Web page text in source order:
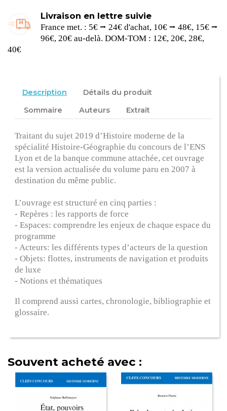
Livraison en lettre suivie
France met. : 5€ ⭢ 24€ d'achat, 10€ ⭢ 48€, 15€ ⭢
96€, 20€ au-delà. DOM-TOM : 12€, 20€, 28€,
40€
Description
Détails du produit
Sommaire
Auteurs Extrait
Traitant du sujet 2019 d’Histoire moderne de la
spécialité Histoire-Géographie du concours de l’ENS
Lyon et de la banque commune attachée, cet ouvrage
est la version actualisée du volume paru en 2007 à
destination du même public.
L’ouvrage est structuré en cinq parties :
- Repères : les rapports de force
- Espaces: comprendre les enjeux de chaque espace du
programme
- Acteurs: les différents types d’acteurs de la question
- Objets: flottes, instruments de navigation et produits
de luxe
- Notions et thématiques
Il comprend aussi cartes, chronologie, bibliographie et
glossaire.
Souvent acheté avec :